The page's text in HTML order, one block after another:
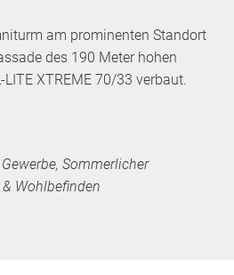
am prominenten Standort
des 190 Meter hohen
XTREME 70/33 verbaut.
Sommerlicher
Wohlbefinden